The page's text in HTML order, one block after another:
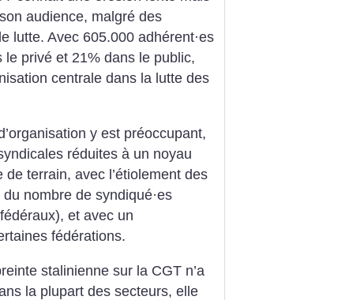
audience, malgré des
lutte. Avec 605.000 adhérent·es
le privé et 21% dans le public,
centrale dans la lutte des
y est préoccupant,
réduites à un noyau
terrain, avec l’étiolement des
nombre de syndiqué·es
et avec un
fédérations.
stalinienne sur la CGT n’a
la plupart des secteurs, elle